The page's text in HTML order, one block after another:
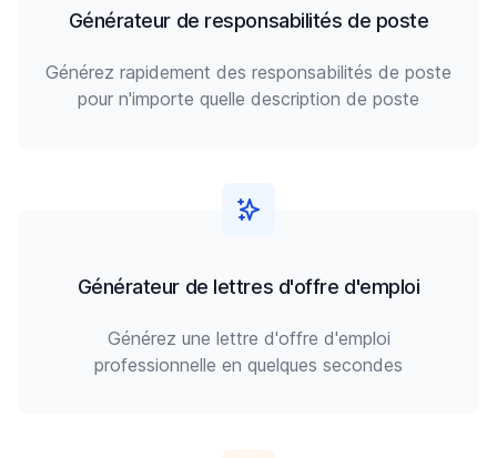
Générateur de responsabilités de poste
Générez rapidement des responsabilités de poste
pour n'importe quelle description de poste
Générateur de lettres d'offre d'emploi
Générez une lettre d'offre d'emploi
professionnelle en quelques secondes